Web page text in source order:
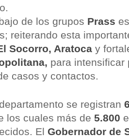
de los grupos Prass
reiterando esta
Socorro, Aratoca y
para intensificar
casos y contactos.
se registran
los cuales más de 5.800
El Gobernador de